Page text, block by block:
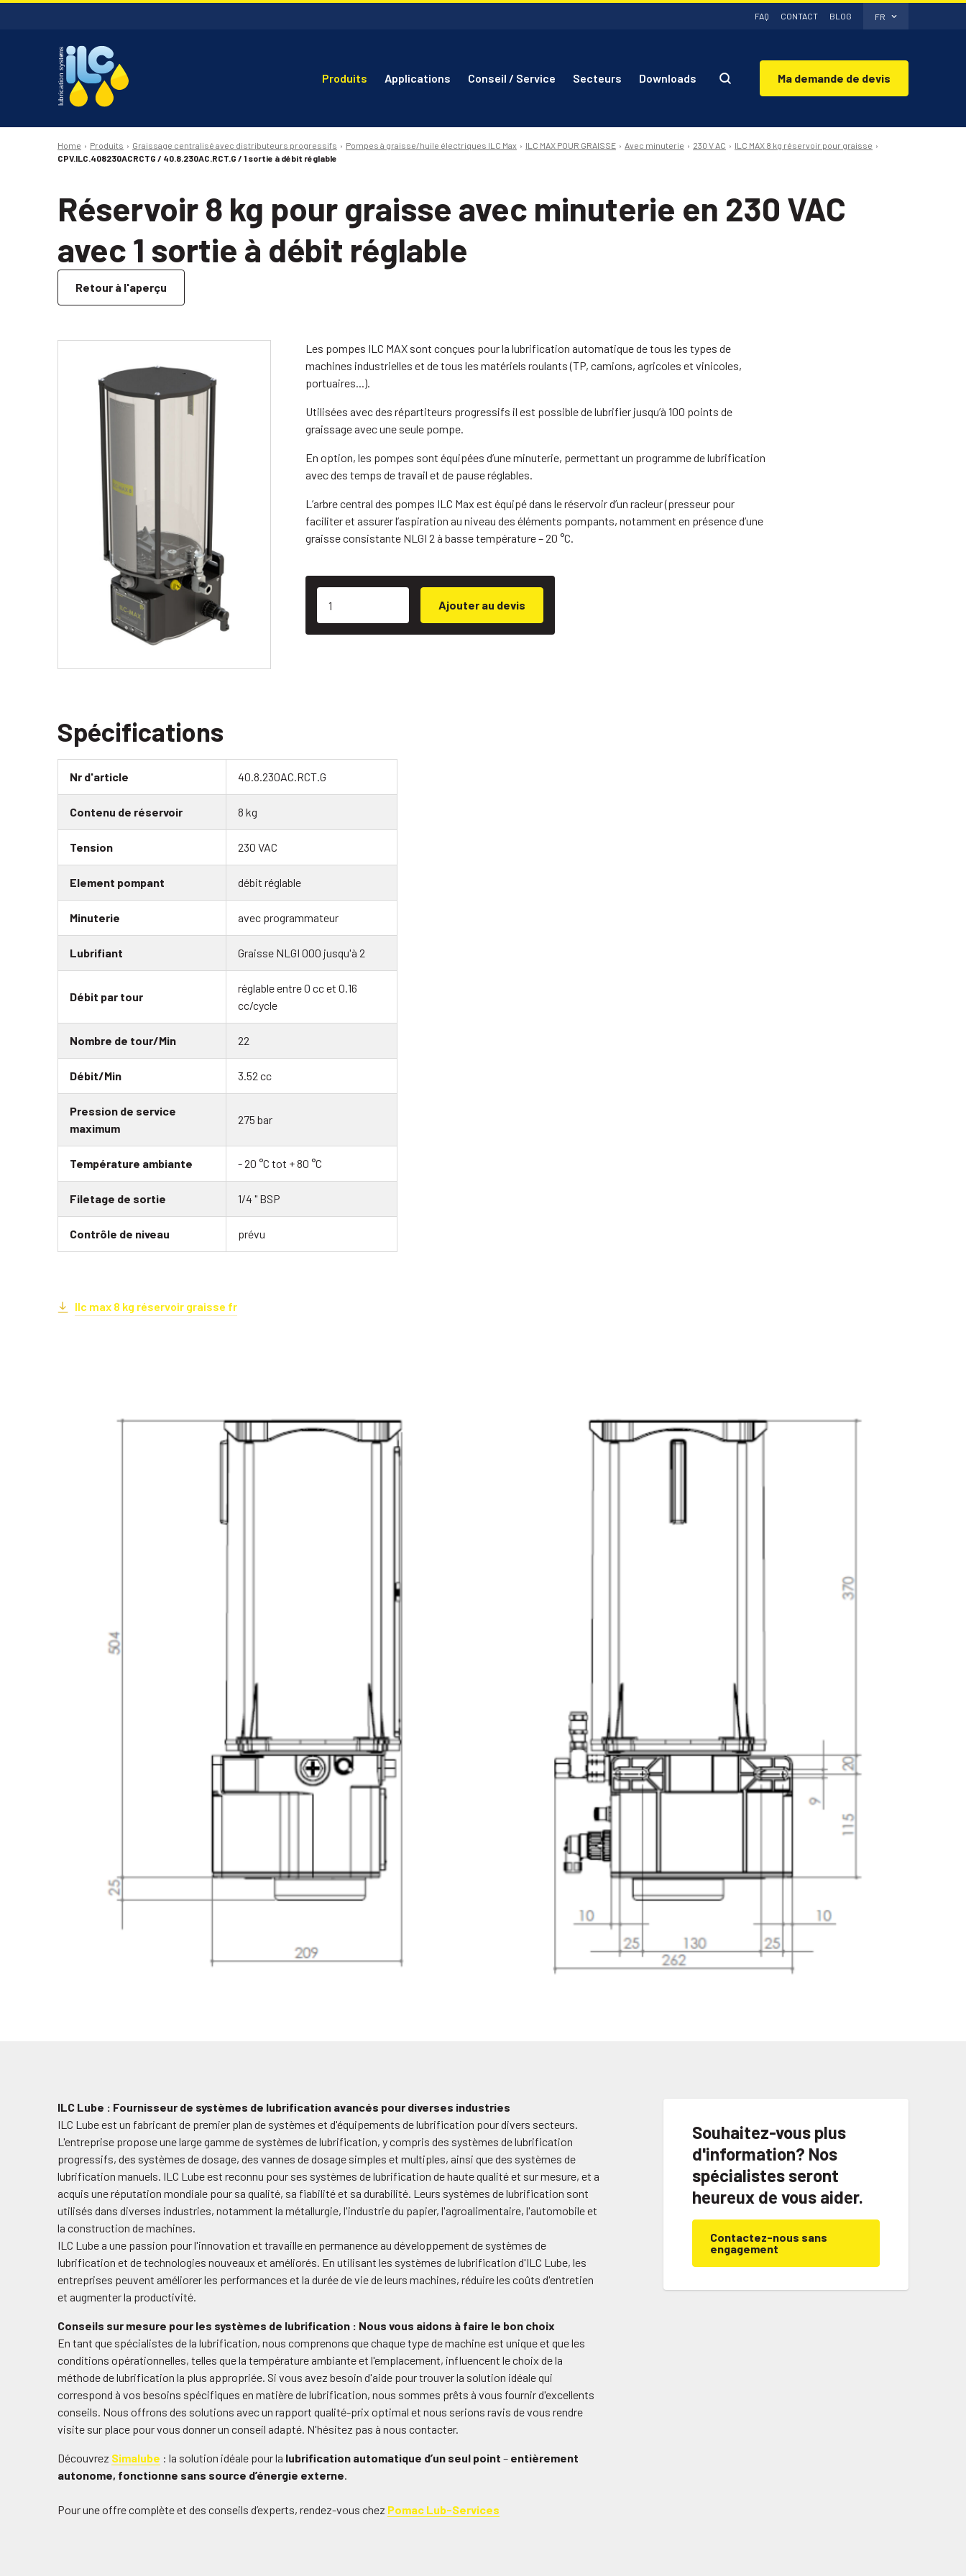
FAQ CONTACT BLOG FR
Produits Applications Conseil / Service Secteurs Downloads Ma demande de devis
Home Produits Graissage centralisé avec distributeurs progressifs Pompes à graisse/huile électriques ILC Max ILC MAX POUR GRAISSE Avec minuterie 230 V AC
ILC MAX 8 kg réservoir pour graisse
CPV.ILC.408230ACRCTG / 40.8.230AC.RCT.G / 1 sortie à débit réglable
Réservoir 8 kg pour graisse avec minuterie en 230 VAC
avec 1 sortie à débit réglable
Retour à l'aperçu
Les pompes ILC MAX sont conçues pour la lubrification automatique de tous les types de
machines industrielles et de tous les matériels roulants (TP, camions, agricoles et vinicoles,
portuaires...).
Utilisées avec des répartiteurs progressifs il est possible de lubrifier jusqu’à 100 points de
graissage avec une seule pompe.
En option, les pompes sont équipées d’une minuterie, permettant un programme de lubrification
avec des temps de travail et de pause réglables.
L’arbre central des pompes ILC Max est équipé dans le réservoir d’un racleur (presseur pour
faciliter et assurer l’aspiration au niveau des éléments pompants, notamment en présence d’une
graisse consistante NLGI 2 à basse température – 20 °C.
Ajouter au devis
Spécifications
Nr d'article 40.8.230AC.RCT.G
Contenu de réservoir 8 kg
Tension 230 VAC
Element pompant débit réglable
Minuterie avec programmateur
Lubrifiant Graisse NLGI 000 jusqu'à 2
Débit par tour
réglable entre 0 cc et 0.16
cc/cycle
Nombre de tour/Min 22
Débit/Min 3.52 cc
Pression de service
maximum
275 bar
Température ambiante - 20 °C tot + 80 °C
Filetage de sortie 1/4 " BSP
Contrôle de niveau prévu
Ilc max 8 kg réservoir graisse fr
ILC Lube : Fournisseur de systèmes de lubrification avancés pour diverses industries
ILC Lube est un fabricant de premier plan de systèmes et d'équipements de lubrification pour divers secteurs.
L'entreprise propose une large gamme de systèmes de lubrification, y compris des systèmes de lubrification
progressifs, des systèmes de dosage, des vannes de dosage simples et multiples, ainsi que des systèmes de
lubrification manuels. ILC Lube est reconnu pour ses systèmes de lubrification de haute qualité et sur mesure, et a
acquis une réputation mondiale pour sa qualité, sa fiabilité et sa durabilité. Leurs systèmes de lubrification sont
utilisés dans diverses industries, notamment la métallurgie, l'industrie du papier, l'agroalimentaire, l'automobile et
la construction de machines.
ILC Lube a une passion pour l'innovation et travaille en permanence au développement de systèmes de
lubrification et de technologies nouveaux et améliorés. En utilisant les systèmes de lubrification d'ILC Lube, les
entreprises peuvent améliorer les performances et la durée de vie de leurs machines, réduire les coûts d'entretien
et augmenter la productivité.
Conseils sur mesure pour les systèmes de lubrification : Nous vous aidons à faire le bon choix
En tant que spécialistes de la lubrification, nous comprenons que chaque type de machine est unique et que les
conditions opérationnelles, telles que la température ambiante et l'emplacement, influencent le choix de la
méthode de lubrification la plus appropriée. Si vous avez besoin d'aide pour trouver la solution idéale qui
correspond à vos besoins spécifiques en matière de lubrification, nous sommes prêts à vous fournir d'excellents
conseils. Nous offrons des solutions avec un rapport qualité-prix optimal et nous serions ravis de vous rendre
visite sur place pour vous donner un conseil adapté. N'hésitez pas à nous contacter.
Découvrez Simalube : la solution idéale pour la lubrification automatique d’un seul point – entièrement
autonome, fonctionne sans source d’énergie externe.
Pour une offre complète et des conseils d’experts, rendez-vous chez Pomac Lub-Services
Souhaitez-vous plus
d'information? Nos
spécialistes seront
heureux de vous aider.
Contactez-nous sans
engagement